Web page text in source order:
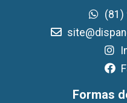
(81)
Formas